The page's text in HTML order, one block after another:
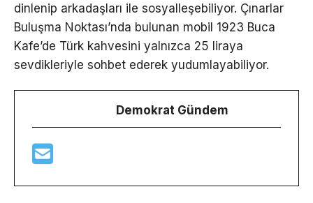
dinlenip arkadaşları ile sosyalleşebiliyor. Çınarlar
Buluşma Noktası’nda bulunan mobil 1923 Buca
Kafe’de Türk kahvesini yalnızca 25 liraya
sevdikleriyle sohbet ederek yudumlayabiliyor.
Demokrat Gündem